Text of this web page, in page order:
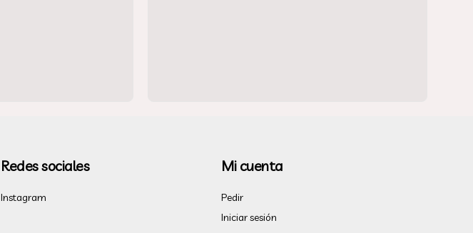
Redes sociales
Instagram
Mi cuenta
Pedir
Iniciar sesión